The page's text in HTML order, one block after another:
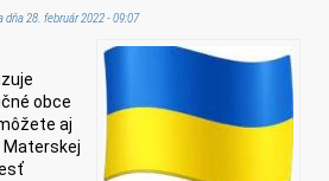
dňa 28. február 2022 - 09:07
obce
aj